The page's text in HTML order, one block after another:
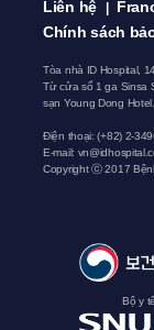
Liên hệ |
Chính sách
Tòa nhà ID Hospital,
Từ cửa số 1 ga Sinsa
sạn Young Dong Hotel.
Điện thoại:(+82) 2-
E-mail:
Copyright ⓒ 2017
Bộ y tế